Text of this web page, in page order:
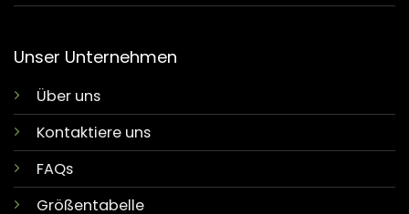
Unser Unternehmen
Über uns
Kontaktiere uns
FAQs
Größentabelle